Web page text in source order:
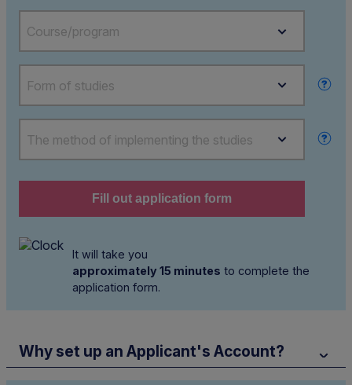
Course/program
Form of studies
The method of implementing the studies
Fill out application form
It will take you
approximately 15 minutes to complete the
application form.
Why set up an Applicant's Account?